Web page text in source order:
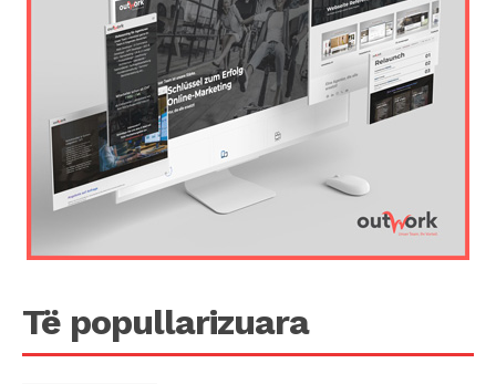
Të popullarizuara